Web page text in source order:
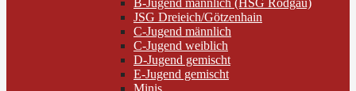
B-Jugend männlich (HSG Rodgau)
JSG Dreieich/Götzenhain
C-Jugend männlich
C-Jugend weiblich
D-Jugend gemischt
E-Jugend gemischt
Minis